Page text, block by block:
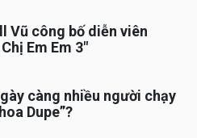
Vũ công bố diễn viên
Em Em 3″
càng nhiều người chạy
Dupe”?